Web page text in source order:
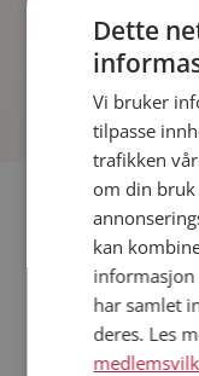
Fler single
Kvinner fra Østre
Date kvinner i Norge
Date menn i Norge
Dette
Vi bruker
tilpasse
trafikken
om din bruk
kan
informasjon
har samlet
deres. Les